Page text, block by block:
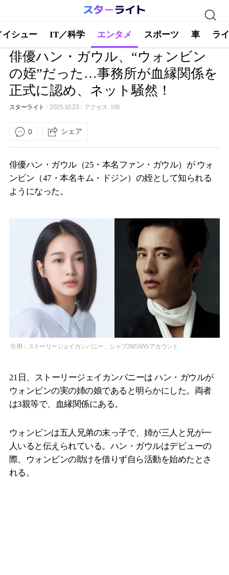
イシュー IT／科学 エンタメ スポーツ 車 ラ
俳優ハン・ガウル、“ウォンビン
の姪”だった…事務所が血縁関係を
正式に認め、ネット騒然！
スターライト 2025.10.23 アクセス 108
0 シェア
俳優ハン・ガウル（25・本名ファン・ガウル）が ウォ
ンビン（47・本名キム・ドジン）の姪として知られる
ようになった。
引用：ストーリージェイカンパニー、シャブ20のSNSアカウント
21日、ストーリージェイカンパニーは ハン・ガウルが
ウォンビンの実の姉の娘であると明らかにした。両者
は3親等で、血縁関係にある。
ウォンビンは五人兄弟の末っ子で、姉が三人と兄が一
人いると伝えられている。ハン・ガウルはデビューの
際、ウォンビンの助けを借りず自ら活動を始めたとさ
れる。